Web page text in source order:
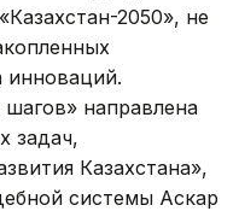
2050», не
инноваций.
направлена
задач,
Казахстана»,
системы Аскар